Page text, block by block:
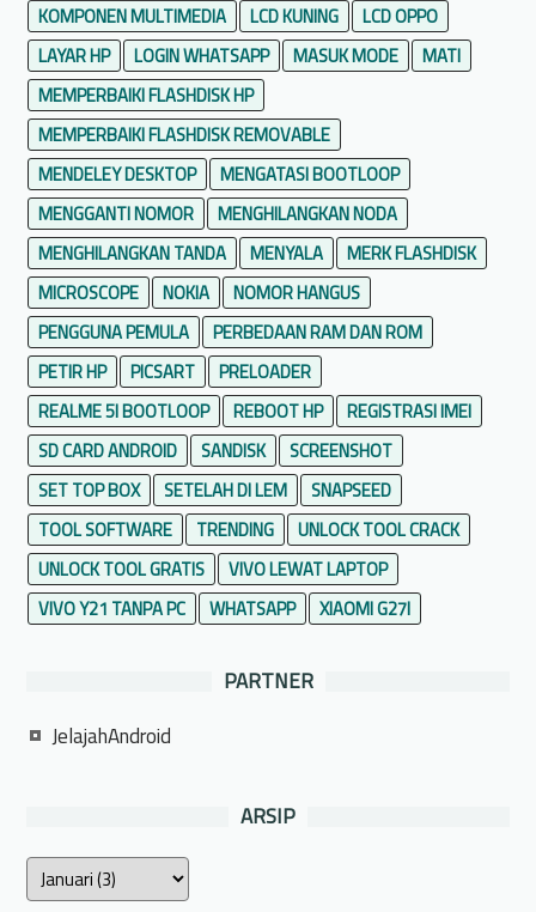
KOMPONEN MULTIMEDIA
LCD KUNING
LCD OPPO
LAYAR HP
LOGIN WHATSAPP MASUK MODE
MATI
MEMPERBAIKI FLASHDISK HP
MEMPERBAIKI FLASHDISK REMOVABLE
MENDELEY DESKTOP
MENGATASI BOOTLOOP
MENGGANTI NOMOR
MENGHILANGKAN NODA
MENGHILANGKAN TANDA
MENYALA
MERK FLASHDISK
MICROSCOPE
NOKIA
NOMOR HANGUS
PENGGUNA PEMULA
PERBEDAAN RAM DAN ROM
PETIR HP
PICSART
PRELOADER
REALME 5I BOOTLOOP
REBOOT HP
REGISTRASI IMEI
SD CARD ANDROID
SANDISK
SCREENSHOT
SET TOP BOX
SETELAH DI LEM
SNAPSEED
TOOL SOFTWARE
TRENDING
UNLOCK TOOL CRACK
UNLOCK TOOL GRATIS
VIVO LEWAT LAPTOP
VIVO Y21 TANPA PC
WHATSAPP XIAOMI G27I
PARTNER
JelajahAndroid
ARSIP